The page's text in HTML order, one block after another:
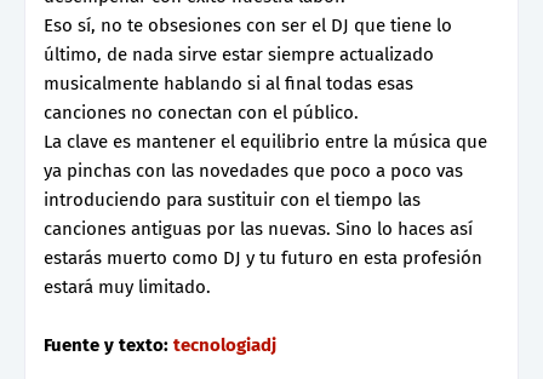
Eso sí, no te obsesiones con ser el DJ que tiene lo
último, de nada sirve estar siempre actualizado
musicalmente hablando si al final todas esas
canciones no conectan con el público.
La clave es mantener el equilibrio entre la música que
ya pinchas con las novedades que poco a poco vas
introduciendo para sustituir con el tiempo las
canciones antiguas por las nuevas. Sino lo haces así
estarás muerto como DJ y tu futuro en esta profesión
estará muy limitado.
Fuente y texto: tecnologiadj